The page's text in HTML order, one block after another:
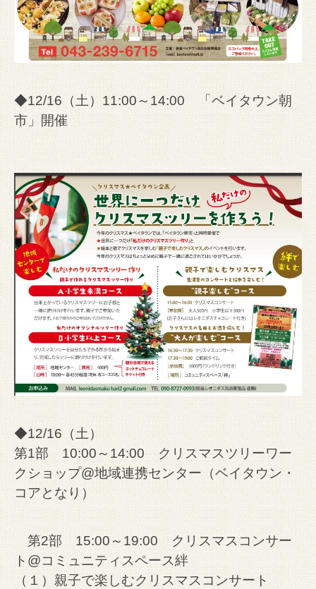
◆12/16（土）11:00～14:00 「ベイタウン朝
市」開催
◆12/16（土）
第1部 10:00～14:00 クリスマスツリーワー
クショップ@地域連携センター（ベイタウン・
コアとなり）
第2部 15:00～19:00 クリスマスコンサー
ト@コミュニティスペース絆
（１）親子で楽しむクリスマスコンサート